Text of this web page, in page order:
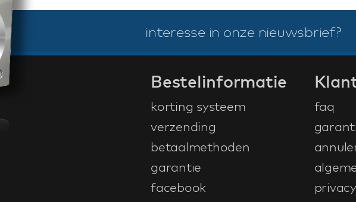
interesse in onze nieuwsbrief?
Bestelinformatie
korting systeem
verzending
betaalmethoden
garantie
facebook
faq